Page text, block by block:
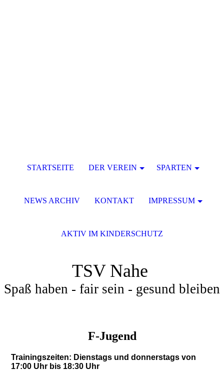
TSV Nahe
Spaß haben - fair sein - gesund bleiben
F-Jugend
Trainingszeiten: Dienstags und donnerstags von
17:00 Uhr bis 18:30 Uhr
STARTSEITE DER VEREIN SPARTEN
NEWS ARCHIV KONTAKT IMPRESSUM
AKTIV IM KINDERSCHUTZ